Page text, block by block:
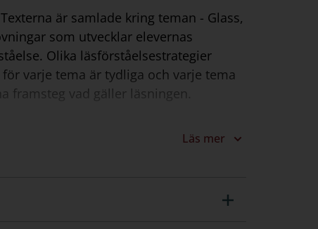
är samlade kring teman - Glass,
som utvecklar elevernas
Olika läsförståelsestrategier
varje tema är tydliga och varje tema
framsteg vad gäller läsningen.
Läs mer